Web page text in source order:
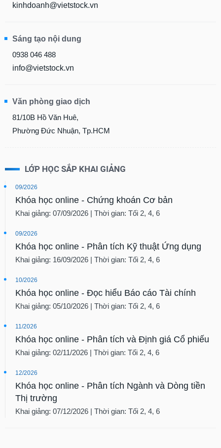
kinhdoanh@vietstock.vn
Sáng tạo nội dung
0938 046 488
info@vietstock.vn
Văn phòng giao dịch
81/10B Hồ Văn Huê,
Phường Đức Nhuận, Tp.HCM
LỚP HỌC SẮP KHAI GIẢNG
09/2026
Khóa học online - Chứng khoán Cơ bản
Khai giảng: 07/09/2026 | Thời gian: Tối 2, 4, 6
09/2026
Khóa học online - Phân tích Kỹ thuật Ứng dụng
Khai giảng: 16/09/2026 | Thời gian: Tối 2, 4, 6
10/2026
Khóa học online - Đọc hiểu Báo cáo Tài chính
Khai giảng: 05/10/2026 | Thời gian: Tối 2, 4, 6
11/2026
Khóa học online - Phân tích và Định giá Cổ phiếu
Khai giảng: 02/11/2026 | Thời gian: Tối 2, 4, 6
12/2026
Khóa học online - Phân tích Ngành và Dòng tiền
Thị trường
Khai giảng: 07/12/2026 | Thời gian: Tối 2, 4, 6